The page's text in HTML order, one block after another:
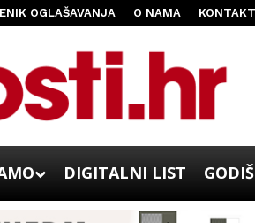
OGLAŠAVANJA O NAMA KONTAKT
DIGITALNI LIST